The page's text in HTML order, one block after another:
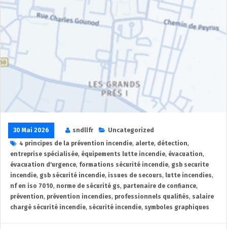
30 Mai 2026 sndllfr
Uncategorized
4 principes de la prévention incendie, alerte, détection,
entreprise spécialisée, équipements lutte incendie, évacuation,
évacuation d'urgence, formations sécurité incendie, gsb securite
incendie, gsb sécurité incendie, issues de secours, lutte incendies,
nf en iso 7010, norme de sécurité gs, partenaire de confiance,
prévention, prévention incendies, professionnels qualifiés, salaire
chargé sécurité incendie, sécurité incendie, symboles graphiques